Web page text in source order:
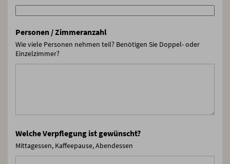
Personen / Zimmeranzahl
Wie viele Personen nehmen teil? Benötigen Sie Doppel- oder
Einzelzimmer?
Welche Verpflegung ist gewünscht?
Mittagessen, Kaffeepause, Abendessen